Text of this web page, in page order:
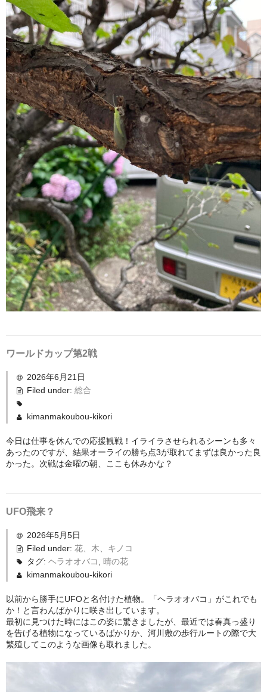
ワールドカップ第2戦
2026年6月21日
Filed under: 総合
kimanmakoubou-kikori
今日は仕事を休んでの応援観戦！イライラさせられるシーンも多々
あったのですが、結果オーライの勝ち点3が取れてまずは良かった良
かった。次戦は金曜の朝、ここも休みかな？
UFO飛来？
2026年5月5日
Filed under: 花、木、キノコ
タグ: ヘラオオバコ
晴の花
kimanmakoubou-kikori
以前から勝手にUFOと名付けた植物。「ヘラオオバコ」がこれでも
か！と言わんばかりに咲き出しています。
最初に見つけた時にはこの姿に驚きましたが、最近では春真っ盛り
を告げる植物になっているばかりか、河川敷の歩行ルートの際で大
繁殖してこのような画像も取れました。